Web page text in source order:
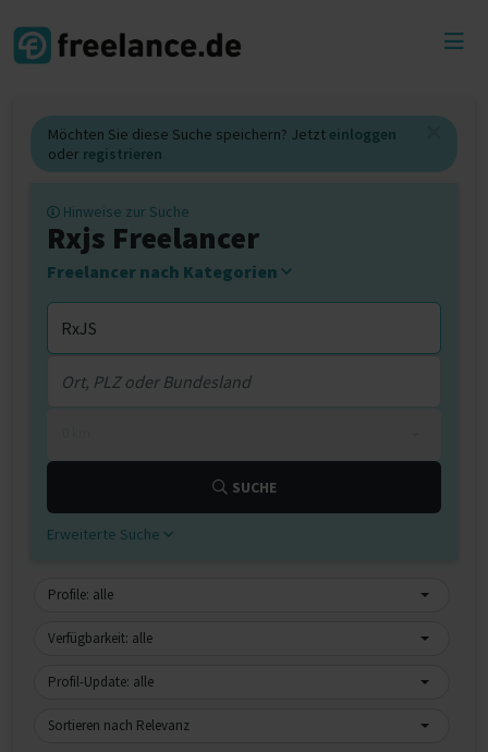
Möchten Sie diese Suche speichern? Jetzt einloggen
oder registrieren
Hinweise zur Suche
Rxjs Freelancer
Freelancer nach Kategorien
SUCHE
Erweiterte Suche
Profile: alle
Verfügbarkeit: alle
Profil-Update: alle
Sortieren nach Relevanz